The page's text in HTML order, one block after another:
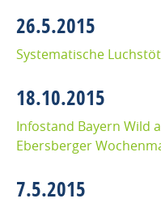
26.5.2015
Systematische
18.10.2015
Infostand Bayern Wild
Ebersberger
7.5.2015